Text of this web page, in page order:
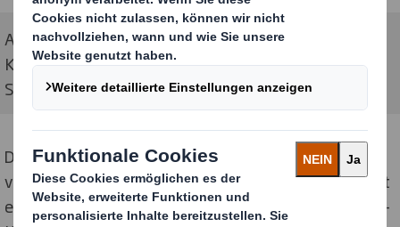
Ansprechendes Design, leckere Rezepte – das Wan
Kwai Standee macht Appetit auf mehr. Bildquelle: DS
Smith
Der auffällig gestaltete Standee aus Wellpappe
verfügt über einen einzigartigen 3D-Effekt und besitzt
eine starke Fernwirkung. Als Teil einer Markenrelaunch-